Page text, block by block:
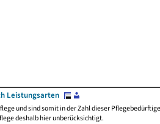
Leistungsarten
und sind somit in der Zahl dieser
deshalb hier unberücksichtigt.